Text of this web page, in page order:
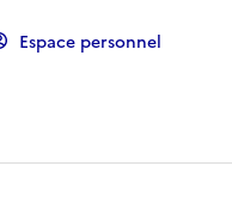
Espace personnel